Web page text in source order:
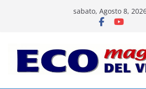
sabato, Agosto 8,